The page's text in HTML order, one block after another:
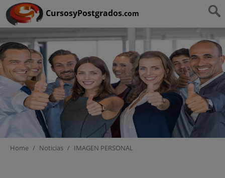
CursosyPostgrados.com
Ruta:HOME>
Home / Noticias / IMAGEN PERSONAL